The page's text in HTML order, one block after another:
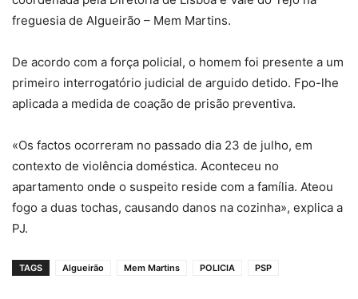
freguesia de Algueirão – Mem Martins.
De acordo com a força policial, o homem foi presente a um
primeiro interrogatório judicial de arguido detido. Fpo-lhe
aplicada a medida de coação de prisão preventiva.
«Os factos ocorreram no passado dia 23 de julho, em
contexto de violência doméstica. Aconteceu no
apartamento onde o suspeito reside com a família. Ateou
fogo a duas tochas, causando danos na cozinha», explica a
PJ.
TAGS Algueirão Mem Martins POLICIA PSP